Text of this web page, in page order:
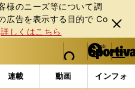
様のニーズ等について調
広告を表⽰する⽬的で Co
詳しくはこちら
閉じ
る
web Sportiva (webスポルティーバ)
検索
マイペ
ー
ジ
メニュ
連載 動画 インフォ
ムフォト 今季のＶリーグで